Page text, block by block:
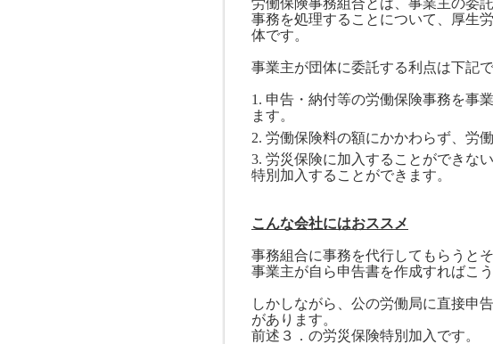
労働保険事務組合とは、事業主の委
事務を処理することについて、厚生
体です。
事業主が団体に委託する利点は下記で
1. 申告・納付等の労働保険事務を事
ます。
2. 労働保険料の額にかかわらず、労
3. 労災保険に加入することができな
特別加入することができます。
こんな会社にはおススメ
事務組合に事務を代行してもらうと
事業主が自ら申告書を作成すればこ
しかしながら、公の労働局に直接申
があります。
前述３．の労災保険特別加入です。